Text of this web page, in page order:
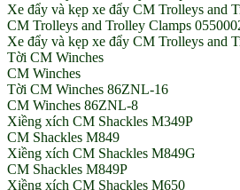
Xe đẩy và kẹp xe đẩy CM Trolleys and
CM Trolleys and Trolley Clamps
Xe đẩy và kẹp xe đẩy CM Trolleys and
Tời CM Winches
CM Winches
Tời CM Winches 86ZNL-16
CM Winches 86ZNL-8
Xiềng xích CM Shackles M349P
CM Shackles M849
Xiềng xích CM Shackles M849G
CM Shackles M849P
Xiềng xích CM Shackles M650